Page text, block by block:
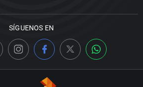
SÍGUENOS EN